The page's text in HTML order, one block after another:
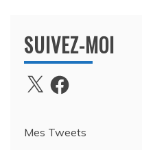
SUIVEZ-MOI
X Facebook
Mes Tweets